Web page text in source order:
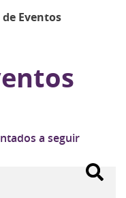
Eventos
a seguir